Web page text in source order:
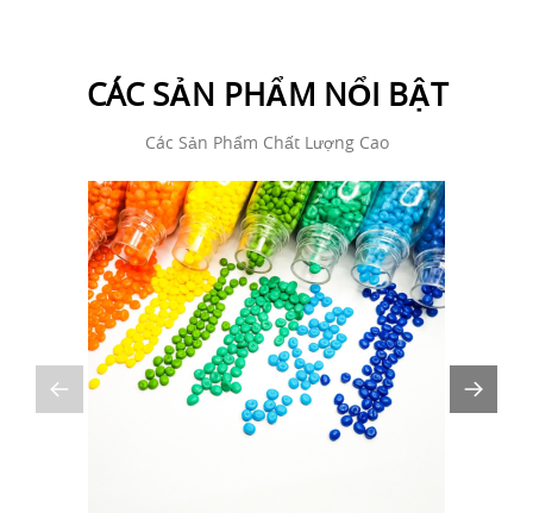
CÁC SẢN PHẨM NỔI BẬT
Các Sản Phẩm Chất Lượng Cao